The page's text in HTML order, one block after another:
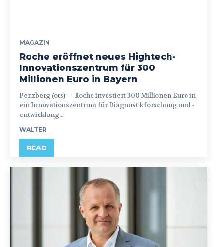
MAGAZIN
Roche eröffnet neues Hightech-
Innovationszentrum für 300
Millionen Euro in Bayern
Penzberg (ots) - - Roche investiert 300 Millionen Euro in
ein Innovationszentrum für Diagnostikforschung und -
entwicklung...
WALTER
READ